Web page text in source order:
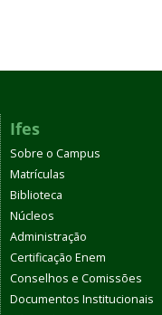
Ifes
Sobre o Campus
Matrículas
Biblioteca
Núcleos
Administração
Certificação Enem
Conselhos e Comissões
Documentos Institucionais